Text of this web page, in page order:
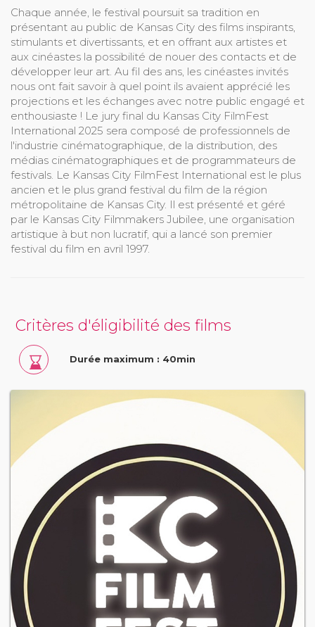
Chaque année, le festival poursuit sa tradition en
présentant au public de Kansas City des films inspirants,
stimulants et divertissants, et en offrant aux artistes et
aux cinéastes la possibilité de nouer des contacts et de
développer leur art. Au fil des ans, les cinéastes invités
nous ont fait savoir à quel point ils avaient apprécié les
projections et les échanges avec notre public engagé et
enthousiaste ! Le jury final du Kansas City FilmFest
International 2025 sera composé de professionnels de
l'industrie cinématographique, de la distribution, des
médias cinématographiques et de programmateurs de
festivals. Le Kansas City FilmFest International est le plus
ancien et le plus grand festival du film de la région
métropolitaine de Kansas City. Il est présenté et géré
par le Kansas City Filmmakers Jubilee, une organisation
artistique à but non lucratif, qui a lancé son premier
festival du film en avril 1997.
Critères d'éligibilité des films
Durée maximum : 40min